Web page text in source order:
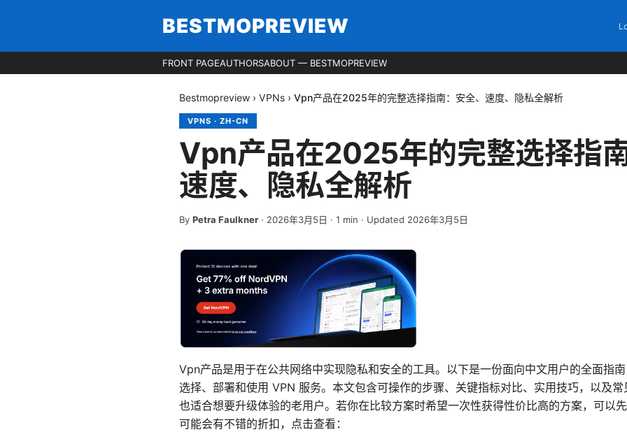
BESTMOPREVIEW
FRONT PAGEAUTHORSABOUT — BESTMOPREVIEW
Bestmopreview › VPNs › Vpn产品在2025年的完整选择指南：安全、速度、隐私全解析
VPNS · ZH-CN
Vpn产品在2025年的完整选择指
速度、隐私全解析
By Petra Faulkner · 2026年3月5日 · 1 min · Updated 2026年3月5日
Vpn产品是用于在公共网络中实现隐私和安全的工具。以下是一份面向中文用户的全面指
选择、部署和使用 VPN 服务。本文包含可操作的步骤、关键指标对比、实用技巧，以及
也适合想要升级体验的老用户。若你在比较方案时希望一次性获得性价比高的方案，可以
可能会有不错的折扣，点击查看：